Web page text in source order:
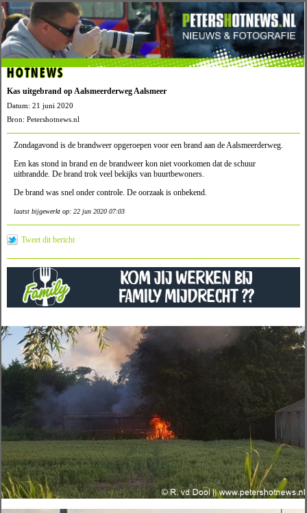
HOTNEWS
Kas uitgebrand op Aalsmeerderweg Aalsmeer
Datum: 21 juni 2020
Bron: Petershotnews.nl
Zondagavond is de brandweer opgeroepen voor een brand aan de Aalsmeerderweg.
Een kas stond in brand en de brandweer kon niet voorkomen dat de schuur
uitbrandde. De brand trok veel bekijks van buurtbewoners.
De brand was snel onder controle. De oorzaak is onbekend.
laatst bijgewerkt op: 22 jun 2020 07:03
Tweet dit bericht